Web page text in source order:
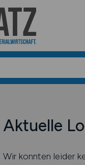
Aktuelle
Wir konnten leider